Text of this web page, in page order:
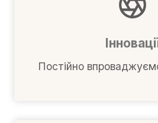
Постійно